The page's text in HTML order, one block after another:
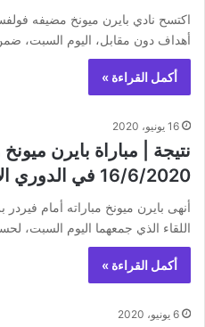
اكتسح نادي بايرن ميونخ مضيفه
أهداف دون مقابل، اليوم السبت، ضمن
أكمل القراءة »
16 يونيو، 2020
نتيجة | مباراة بايرن
16/6/2020 في الدوري الألماني
اللقاء الذي جمعهما اليوم السبت،
أكمل القراءة »
6 يونيو، 2020